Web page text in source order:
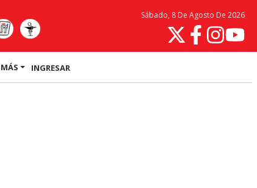
Sábado, 8 De Agosto De 2026
INGRESAR